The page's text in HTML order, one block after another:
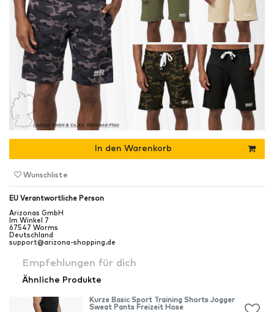
In den Warenkorb
Wunschliste
EU Verantwortliche Person
Arizonas GmbH
Im Winkel
7
67547 Worms
Deutschland
support@arizona-shopping.de
Empfehlungen für dich
Ähnliche Produkte
Kurze Basic Sport Training Shorts Jogger
Sweat Pants Freizeit Hose